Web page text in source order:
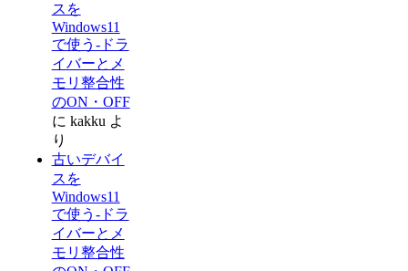
スを
Windows11
で使う-ドラ
イバーとメ
モリ整合性
のON・OFF
に kakkuよ
り
古いデバイ
スを
Windows11
で使う-ドラ
イバーとメ
モリ整合性